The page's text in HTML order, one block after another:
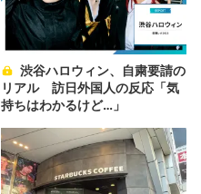
リアル 訪日外国人の反応「気
持ちはわかるけど…」